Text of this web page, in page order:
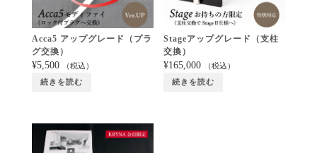
Acca5 アップグレード（プラ
グ交換）
¥5,500 （税込）
続きを読む
Stageアップグレード（支柱
交換）
¥165,000 （税込）
続きを読む